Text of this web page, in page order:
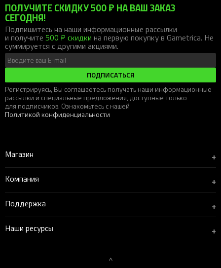
ПОЛУЧИТЕ СКИДКУ 500 ₽ НА ВАШ ЗАКАЗ
СЕГОДНЯ!
Подпишитесь на наши информационные рассылки
и получите 500 ₽ скидки на первую покупку в Gametrica. Не
суммируется с другими акциями.
ПОДПИСАТЬСЯ
Регистрируясь, Вы соглашаетесь получать наши информационные
рассылки и специальные предложения, доступные только
для подписчиков. Ознакомьтесь с нашей
Политикой конфиденциальности
Магазин +
Компания +
Поддержка +
Наши ресурсы +